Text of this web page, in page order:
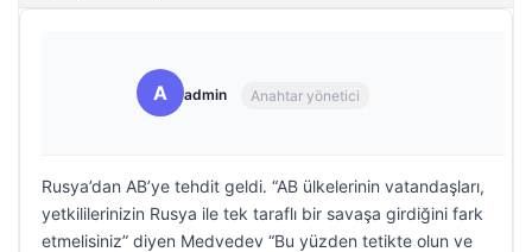
A admin Anahtar yönetici
Rusya’dan AB’ye tehdit geldi. “AB ülkelerinin vatandaşları,
yetkililerinizin Rusya ile tek taraflı bir savaşa girdiğini fark
etmelisiniz” diyen Medvedev “Bu yüzden tetikte olun ve